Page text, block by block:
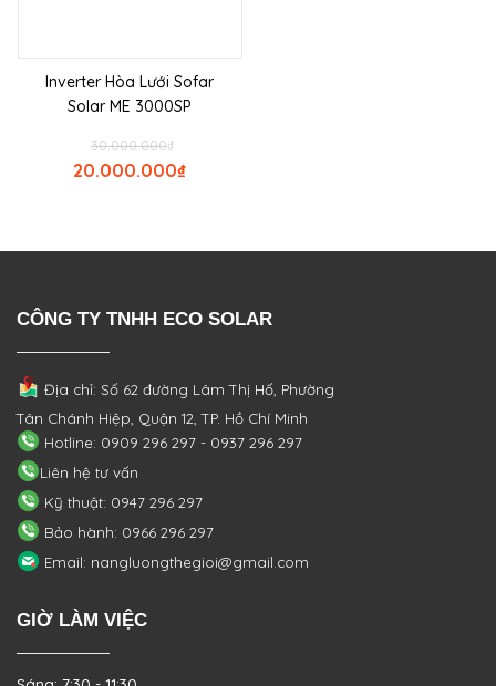
Inverter Hòa Lưới Sofar
Solar ME 3000SP
₫
30.000.000
₫
20.000.000
CÔNG TY TNHH ECO SOLAR
Địa chỉ: Số 62 đường Lâm Thị Hố, Phường
Tân Chánh Hiệp, Quận 12, TP. Hồ Chí Minh
Hotline: 0909 296 297 - 0937 296 297
Liên hệ tư vấn
Kỹ thuật: 0947 296 297
Bảo hành: 0966 296 297
Email: nangluongthegioi@gmail.com
GIỜ LÀM VIỆC